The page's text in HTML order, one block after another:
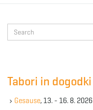
e
e
Tabori in dogodki
Gesause, 13. - 16. 8. 2026